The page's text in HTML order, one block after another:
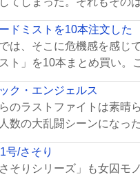
ドミストを10本注文した
は、そこに危機感を感じ
ト」を10本まとめ買い。
ク・エンジェルス
のラストファイトは素晴
数の大乱闘シーンになっ
号/さそり
そりシリーズ」も女囚モ